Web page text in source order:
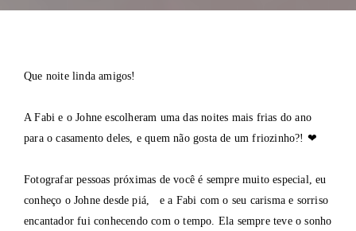
Que noite linda amigos!
A Fabi e o Johne escolheram uma das noites mais frias do ano
para o casamento deles, e quem não gosta de um friozinho?! ❤
Fotografar pessoas próximas de você é sempre muito especial, eu
conheço o Johne desde piá, e a Fabi com o seu carisma e sorriso
encantador fui conhecendo com o tempo. Ela sempre teve o sonho